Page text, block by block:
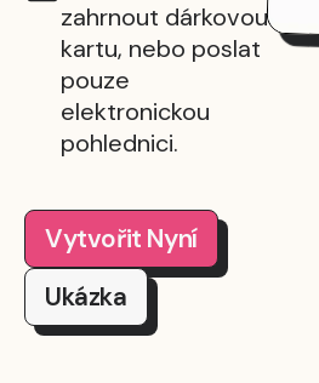
zahrnout dárkovou
kartu, nebo poslat
pouze
elektronickou
pohlednici.
Vytvořit Nyní
Ukázka